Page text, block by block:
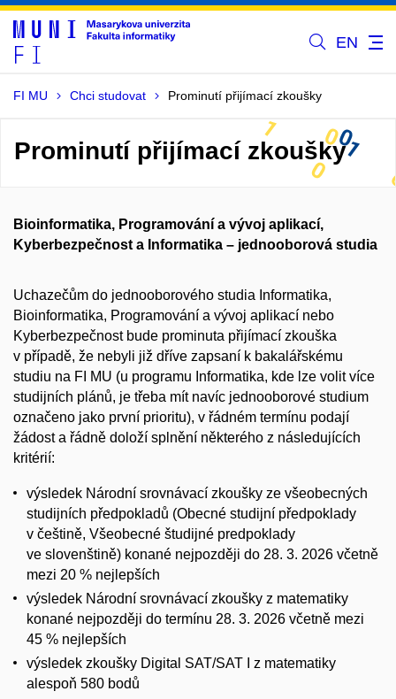
EN
FI MU Chci studovat Prominutí přijímací zkoušky
Prominutí přijímací zkoušky
Bioinformatika, Programování a vývoj aplikací,
Kyberbezpečnost a Informatika – jednooborová studia
Uchazečům do jednooborového studia Informatika,
Bioinformatika, Programování a vývoj aplikací nebo
Kyberbezpečnost bude prominuta přijímací zkouška
v případě, že nebyli již dříve zapsaní k bakalářskému
studiu na FI MU (u programu Informatika, kde lze volit více
studijních plánů, je třeba mít navíc jednooborové studium
označeno jako první prioritu), v řádném termínu podají
žádost a řádně doloží splnění některého z následujících
kritérií:
výsledek Národní srovnávací zkoušky ze všeobecných
studijních předpokladů (Obecné studijní předpoklady
v češtině, Všeobecné študijné predpoklady
ve slovenštině) konané nejpozději do 28. 3. 2026 včetně
mezi 20 % nejlepších
výsledek Národní srovnávací zkoušky z matematiky
konané nejpozději do termínu 28. 3. 2026 včetně mezi
45 % nejlepších
výsledek zkoušky Digital SAT/SAT I z matematiky
alespoň 580 bodů